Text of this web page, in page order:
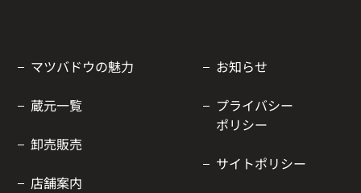
マツバドウの魅力
蔵元一覧
卸売販売
店舗案内
お知らせ
プライバシー
ポリシー
サイトポリシー